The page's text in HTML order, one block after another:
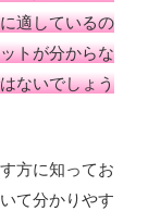
適しているの
トが分からな
ないでしょう
方に知ってお
て分かりやす